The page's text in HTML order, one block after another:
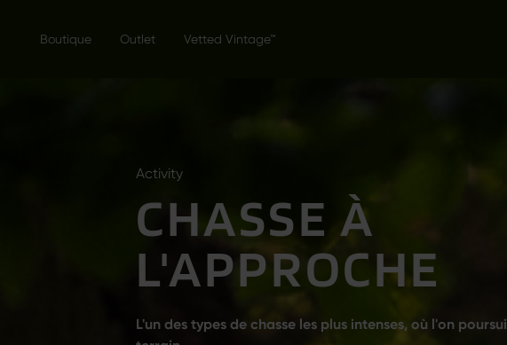
Boutique Outlet Vetted Vintage™
Activity
CHASSE À
L'APPROCHE
L'un des types de chasse les plus intenses, où l'on